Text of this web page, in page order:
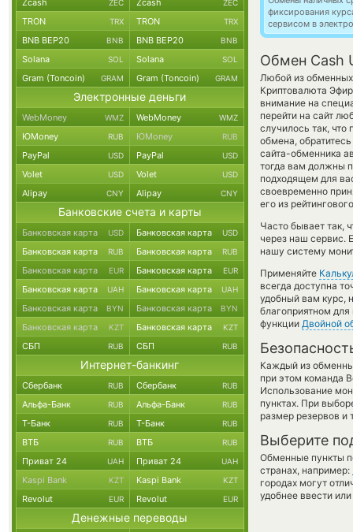
фиксирования
сервисом в
Обмен Cash
Любой из обменных
Криптовалюта
внимание на
перейти на сайт
случилось так,
обмена,
сайта-обменника
тогда вам должны
подходящем для
своевременно
его из
Часто бывает так,
через наш сервис.
нашу систему
Применяйте
всегда доступна
удобный вам курс,
благоприятном
функции Двойной
Каждый из
при этом команда
Использование
пунктах. При
размер резервов и
Выберите
Обменные пункты
странах, например:
городах могут
удобнее ввести
Zcash ZEC Zcash ZEC
TRON TRX TRON TRX
BNB BEP20 BNB BNB BEP20 BNB
Solana SOL Solana SOL
Gram (Toncoin) GRAM Gram (Toncoin) GRAM
Электронные деньги
WebMoney WMZ WebMoney WMZ
ЮMoney RUB ЮMoney RUB
PayPal USD PayPal USD
Volet USD Volet USD
Alipay CNY Alipay CNY
Банковские счета и карты
Банковская карта USD Банковская карта USD
Банковская карта RUB Банковская карта RUB
Банковская карта EUR Банковская карта EUR
Банковская карта UAH Банковская карта UAH
Банковская карта BYN Банковская карта BYN
Банковская карта KZT Банковская карта KZT
СБП RUB СБП RUB
Интернет-банкинг
Сбербанк RUB Сбербанк RUB
Альфа-Банк RUB Альфа-Банк RUB
Т-Банк RUB Т-Банк RUB
ВТБ RUB ВТБ RUB
Приват 24 UAH Приват 24 UAH
Kaspi Bank KZT Kaspi Bank KZT
Revolut EUR Revolut EUR
Денежные переводы